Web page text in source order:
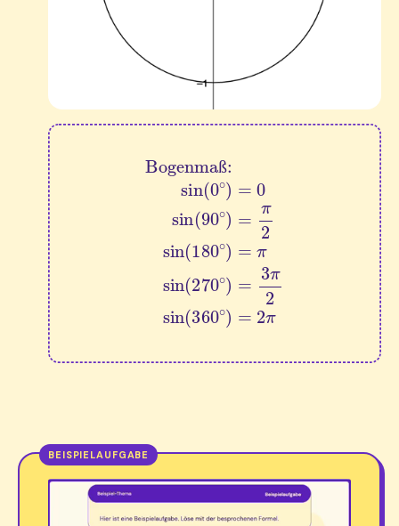
ß
Bogenmaß:sin(0∘)=0sin 180